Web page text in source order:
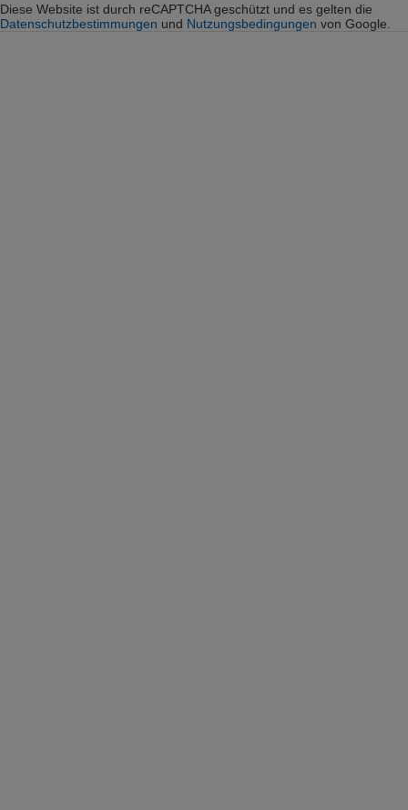
Diese Website ist durch reCAPTCHA geschützt und es gelten die
Datenschutzbestimmungen und Nutzungsbedingungen von Google.